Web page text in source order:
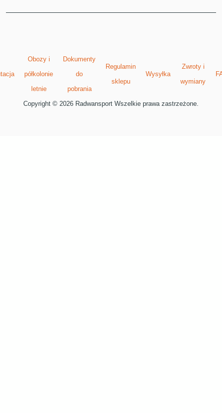
Obozy i
półkolonie
letnie
Dokumenty
do
pobrania
Regulamin
sklepu
Wysyłka
Zwroty i
wymiany
Copyright © 2026 Radwansport Wszelkie prawa zastrzeżone.